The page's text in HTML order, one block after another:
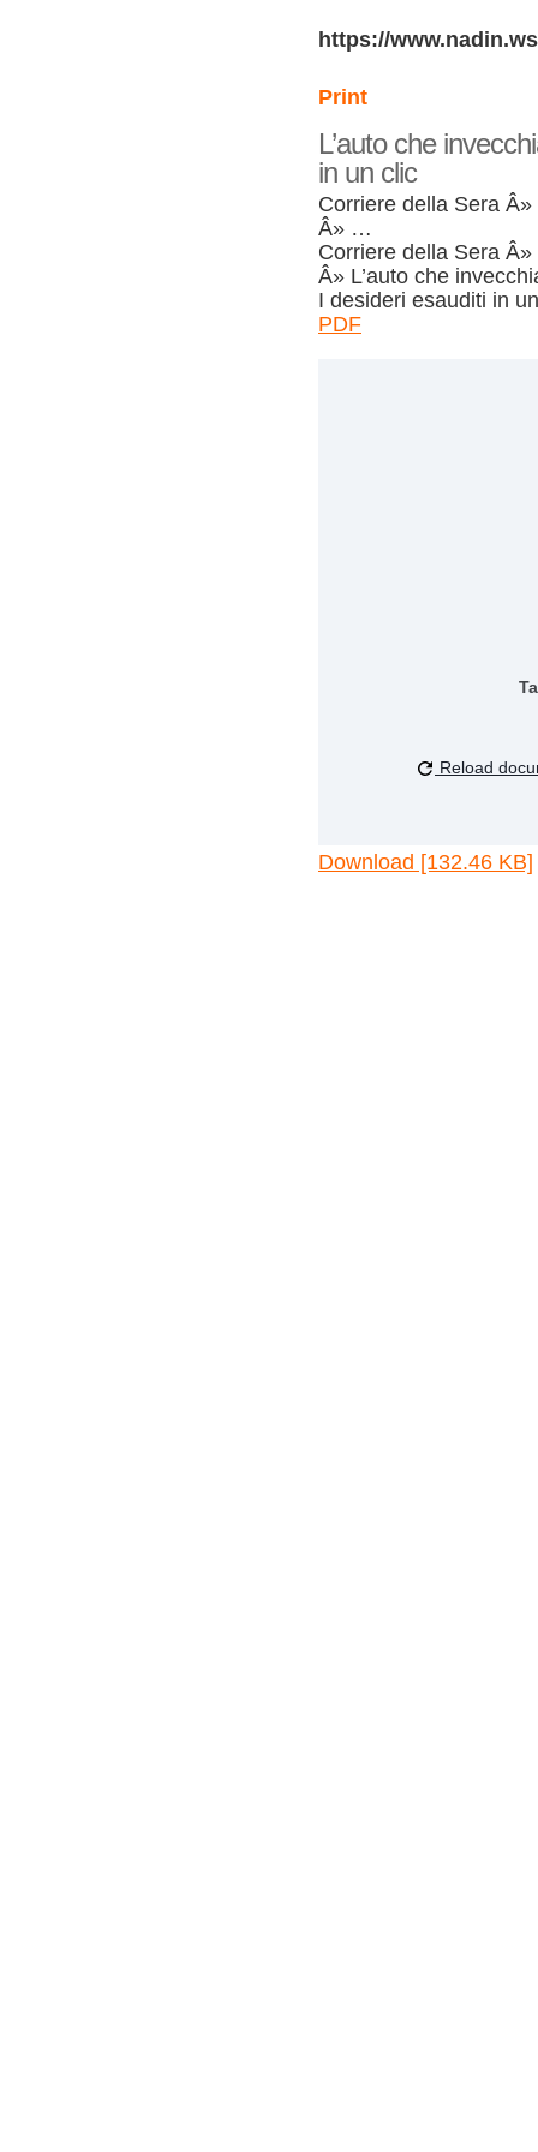
https://
Print
L’auto che
in un clic
Corriere della Sera
Â» …
Corriere della Sera
Â» L’auto che
I desideri esauditi in
PDF
Reload
Download [132.46 KB]